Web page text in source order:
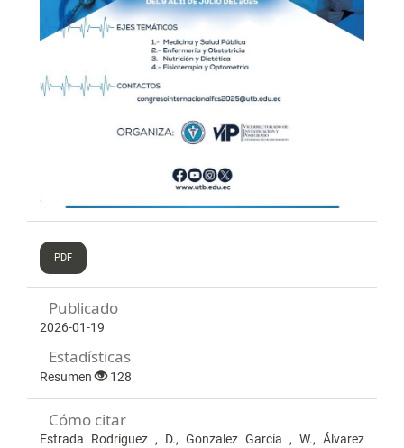
PDF
Publicado
2026-01-19
Estadísticas
Resumen 128
Cómo citar
Estrada Rodríguez , D., Gonzalez García , W., Álvarez